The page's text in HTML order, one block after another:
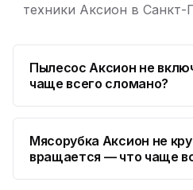
Юмедиа в Купчино
ю
Юмедиа Сервис в
ул. Тверская 60,
пр. Христиновский
техники Аксион в Санкт-
Пылесос Аксион не
чаще всего сломано?
Мясорубка Аксион не
вращается — что чаще